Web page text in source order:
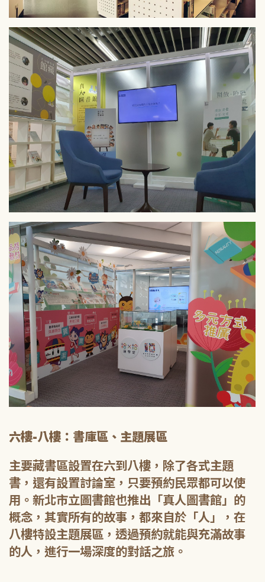
六樓-八樓：書庫區、主題展區
主要藏書區設置在六到八樓，除了各式主題
書，還有設置討論室，只要預約民眾都可以使
用。新北市立圖書館也推出「真人圖書館」的
概念，其實所有的故事，都來自於「人」，在
八樓特設主題展區，透過預約就能與充滿故事
的人，進行一場深度的對話之旅。